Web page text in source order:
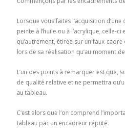
Lorsque vous faites l’acquisition
peinte à l’huile ou à l’acrylique, celle-ci
qu’autrement, étirée sur un faux-
lors de sa réalisation qu’au moment
L’un des points à remarquer est que,
de qualité relative et ne permettra
au tableau.
C’est alors que l’on comprend
tableau par un encadreur réputé.